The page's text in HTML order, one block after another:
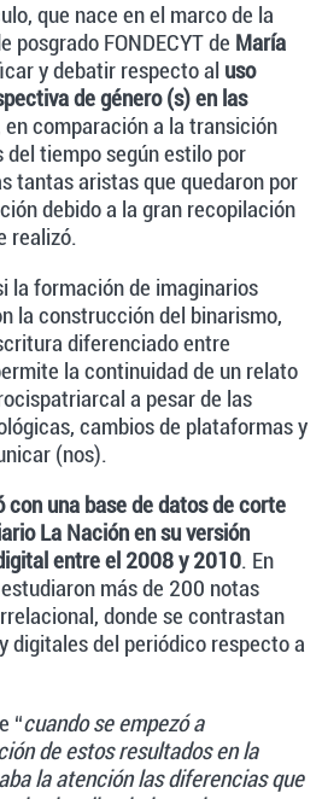
que nace en el marco de la
posgrado FONDECYT de María
y debatir respecto al uso
de género (s) en las
en comparación a la transición
tiempo según estilo por
tantas aristas que quedaron por
debido a la gran recopilación
realizó.
la formación de imaginarios
la construcción del binarismo,
diferenciado entre
la continuidad de un relato
a pesar de las
cambios de plataformas y
(nos).
con una base de datos de corte
La Nación en su versión
entre el 2008 y 2010. En
más de 200 notas
donde se contrastan
digitales del periódico respecto a
“cuando se empezó a
de estos resultados en la
la atención las diferencias que